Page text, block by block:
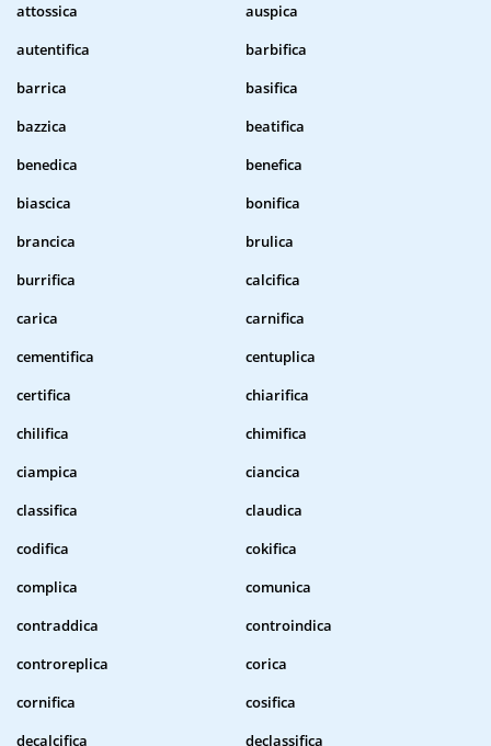
attossica
auspica
autentifica
barbifica
barrica
basifica
bazzica
beatifica
benedica
benefica
biascica
bonifica
brancica
brulica
burrifica
calcifica
carica
carnifica
cementifica
centuplica
certifica
chiarifica
chilifica
chimifica
ciampica
ciancica
classifica
claudica
codifica
cokifica
complica
comunica
contraddica
controindica
controreplica
corica
cornifica
cosifica
decalcifica
declassifica